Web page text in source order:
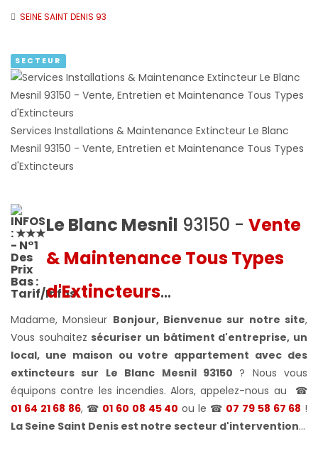
SEINE SAINT DENIS 93
SECTEUR
Services Installations & Maintenance Extincteur Le Blanc
Mesnil 93150 - Vente, Entretien et Maintenance Tous Types
d'Extincteurs
Le Blanc Mesnil 93150 - Vente
& Maintenance Tous Types
d'Extincteurs...
Madame, Monsieur Bonjour, Bienvenue sur notre site,
Vous souhaitezsécuriser un bâtiment d'entreprise, un
local, une maison ou votre appartement avec des
extincteurs sur Le Blanc Mesnil 93150? Nous vous
équipons contre les incendies. Alors, appelez-nous au
☎
01 64 21 68 86, ☎ 01 60 08 45 40 ou le ☎ 07 79 58 67 68 !
La Seine Saint Denis est notre secteur d'intervention...